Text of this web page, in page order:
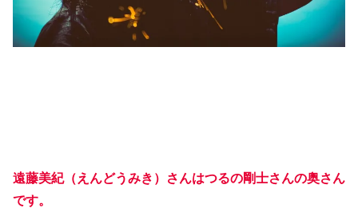
遠藤美紀（えんどうみき）さんはつるの剛士さんの奥さん
です。